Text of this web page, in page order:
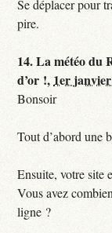
Se déplacer pour
pire.
14.La météo du
d’or !, 1er
Bonsoir
Tout d’abord une
Ensuite, votre site
Vous avez
ligne ?